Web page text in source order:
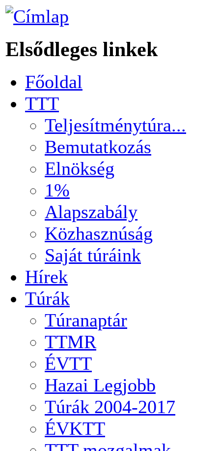
Elsődleges linkek
Főoldal
TTT
Teljesítménytúra...
Bemutatkozás
Elnökség
1%
Alapszabály
Közhasznúság
Saját túráink
Hírek
Túrák
Túranaptár
TTMR
ÉVTT
Hazai Legjobb
Túrák 2004-2017
ÉVKTT